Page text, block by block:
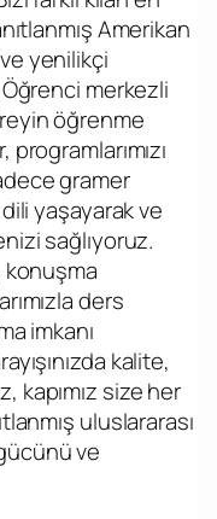
Amerikan
yenilikçi
merkezli
öğrenme
programlarımızı
gramer
yaşayarak ve
sağlıyoruz.
ders
imkanı
kalite,
kapımız size her
uluslararası
ve